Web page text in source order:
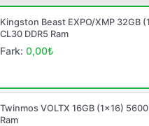
Kingston Beast EXPO/XMP 32GB
CL30 DDR5 Ram
Fark:0,00₺
Twinmos VOLTX 16GB (1x16)
Ram